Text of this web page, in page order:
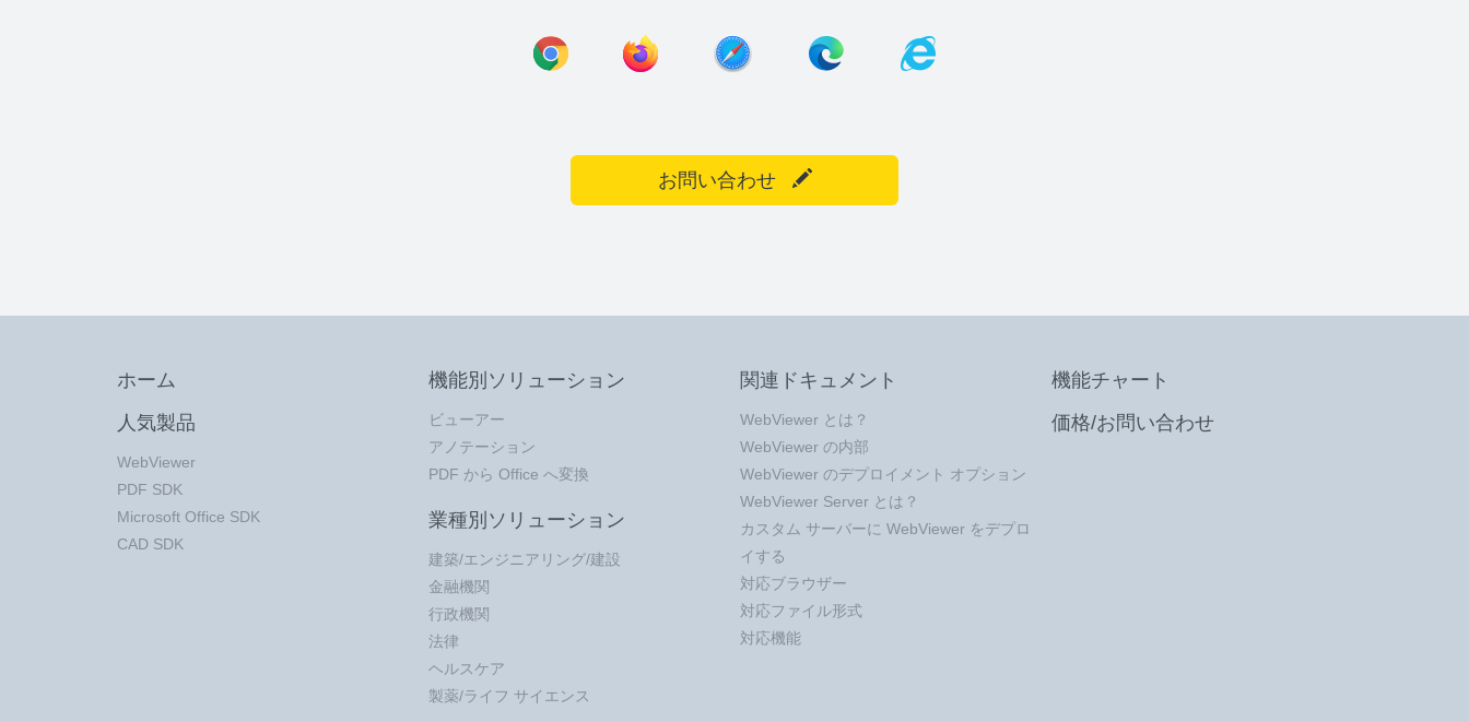
お問い合わせ
ホーム
人気製品
WebViewer
PDF SDK
Microsoft Office SDK
CAD SDK
機能別ソリューション
ビューアー
アノテーション
PDF から Office へ変換
業種別ソリューション
建築/エンジニアリング/建設
金融機関
行政機関
法律
ヘルスケア
製薬/ライフ サイエンス
関連ドキュメント
WebViewer とは？
WebViewer の内部
WebViewer のデプロイメント オプション
WebViewer Server とは？
カスタム サーバーに WebViewer をデプロ
イする
対応ブラウザー
対応ファイル形式
対応機能
機能チャート
価格/お問い合わせ